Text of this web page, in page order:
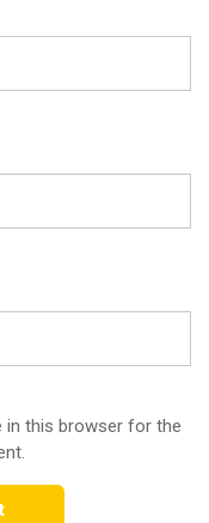
in this browser for the